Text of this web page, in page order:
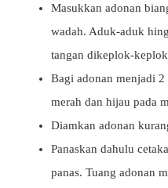
Masukkan adonan
wadah. Aduk-aduk
tangan dikeplok-
Bagi adonan menjadi
merah dan hijau pada
Diamkan adonan
Panaskan dahulu
panas. Tuang adonan